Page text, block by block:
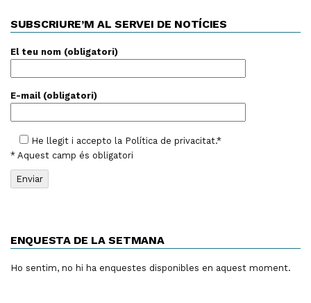
SUBSCRIURE’M AL SERVEI DE NOTÍCIES
El teu nom (obligatori)
E-mail (obligatori)
He llegit i accepto la Política de privacitat.*
* Aquest camp és obligatori
ENQUESTA DE LA SETMANA
Ho sentim, no hi ha enquestes disponibles en aquest moment.